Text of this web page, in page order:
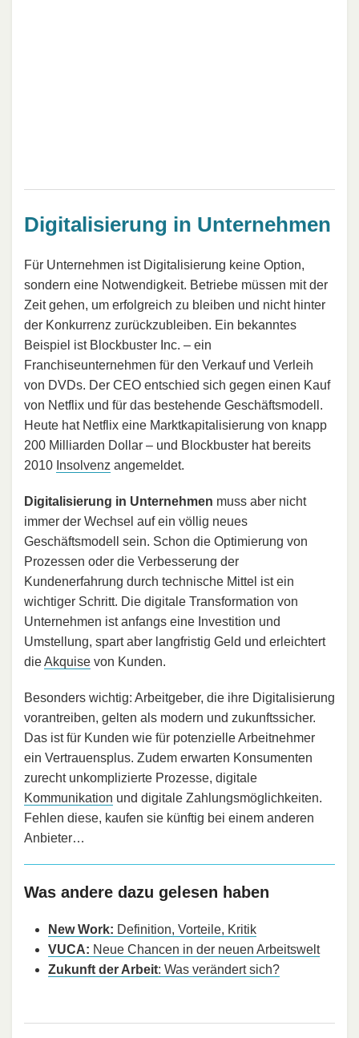
Digitalisierung in Unternehmen
Für Unternehmen ist Digitalisierung keine Option,
sondern eine Notwendigkeit. Betriebe müssen mit der
Zeit gehen, um erfolgreich zu bleiben und nicht hinter
der Konkurrenz zurückzubleiben. Ein bekanntes
Beispiel ist Blockbuster Inc. – ein
Franchiseunternehmen für den Verkauf und Verleih
von DVDs. Der CEO entschied sich gegen einen Kauf
von Netflix und für das bestehende Geschäftsmodell.
Heute hat Netflix eine Marktkapitalisierung von knapp
200 Milliarden Dollar – und Blockbuster hat bereits
2010 Insolvenz angemeldet.
Digitalisierung in Unternehmen muss aber nicht
immer der Wechsel auf ein völlig neues
Geschäftsmodell sein. Schon die Optimierung von
Prozessen oder die Verbesserung der
Kundenerfahrung durch technische Mittel ist ein
wichtiger Schritt. Die digitale Transformation von
Unternehmen ist anfangs eine Investition und
Umstellung, spart aber langfristig Geld und erleichtert
dieAkquise von Kunden.
Besonders wichtig: Arbeitgeber, die ihre Digitalisierung
vorantreiben, gelten als modern und zukunftssicher.
Das ist für Kunden wie für potenzielle Arbeitnehmer
ein Vertrauensplus. Zudem erwarten Konsumenten
zurecht unkomplizierte Prozesse, digitale
Kommunikation und digitale Zahlungsmöglichkeiten.
Fehlen diese, kaufen sie künftig bei einem anderen
Anbieter…
Was andere dazu gelesen haben
New Work: Definition, Vorteile, Kritik
VUCA: Neue Chancen in der neuen Arbeitswelt
Zukunft der Arbeit: Was verändert sich?